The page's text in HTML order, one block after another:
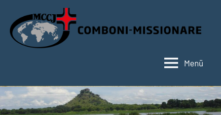
Inhalt
springen
Menü